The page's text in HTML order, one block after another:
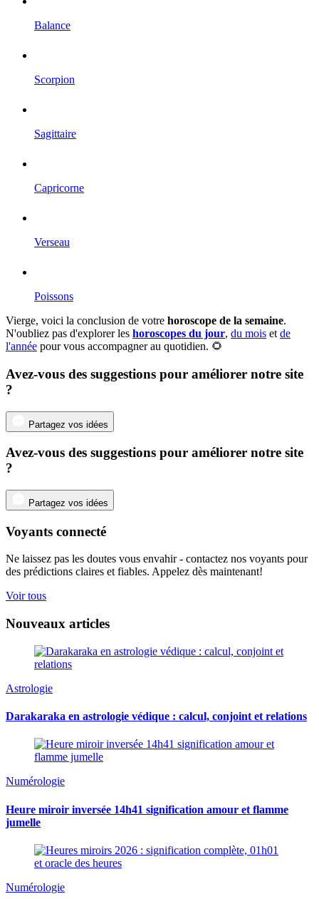
Balance
Scorpion
Sagittaire
Capricorne
Verseau
Poissons
Vierge, voici la conclusion de votre horoscope de la semaine.
N'oubliez pas d'explorer les horoscopes du jour, du mois et de
l'année pour vous accompagner au quotidien. 🌻
Avez-vous des suggestions pour améliorer notre site
?
Partagez vos idées
Avez-vous des suggestions pour améliorer notre site
?
Partagez vos idées
Voyants connecté
Ne laissez pas les doutes vous envahir - contactez nos voyants pour
des prédictions claires et fiables. Appelez dès maintenant!
Voir tous
Nouveaux articles
Astrologie
Darakaraka en astrologie védique : calcul, conjoint et relations
Numérologie
Heure miroir inversée 14h41 signification amour et flamme
jumelle
Numérologie